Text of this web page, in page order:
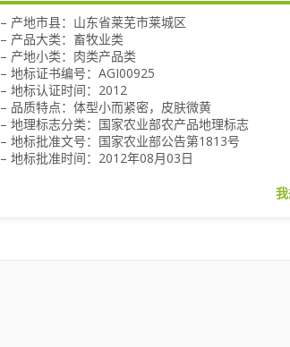
– 产地市县：山东省莱芜市莱城区
– 产品大类：畜牧业类
– 产地小类：肉类产品类
– 地标证书编号：AGI00925
– 地标认证时间：2012
– 品质特点：体型小而紧密，皮肤微黄
– 地理标志分类：国家农业部农产品地理标志
– 地标批准文号：国家农业部公告第1813号
– 地标批准时间：2012年08月03日